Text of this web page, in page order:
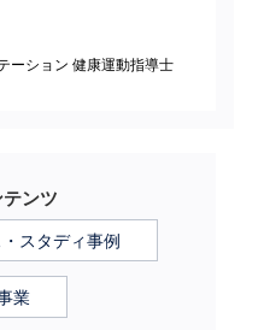
ーション 健康運動指導士
ンツ
スタディ事例
業